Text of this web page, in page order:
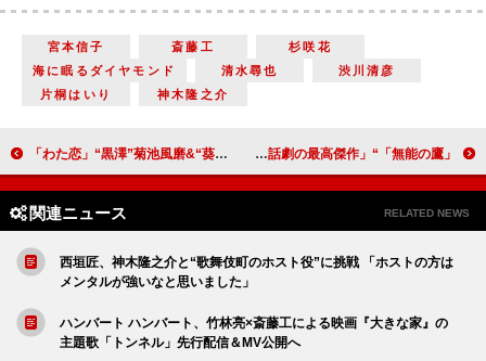
宮本信子 斎藤工
杉咲花
海に眠るダイヤモンド
清水尋也
渋川清彦
片桐はいり
神木隆之介
「わた恋」“黒澤”菊池風磨&“葵”久間田琳加のラブラブぶりに反響 「キュンが止まらない」「ラストは何があったの？」 「無能の鷹」“鷹野”菜々緒と“百舌子”渡辺えりの奇跡の会話成立に反響 「すれ違う会話劇の最高傑作」
関連ニュース RELATED NEWS
西垣匠、神木隆之介と“歌舞伎町のホスト役”に挑戦 「ホストの方は
メンタルが強いなと思いました」
ハンバート ハンバート、竹林亮×斎藤工による映画『大きな家』の
主題歌「トンネル」先行配信＆MV公開へ